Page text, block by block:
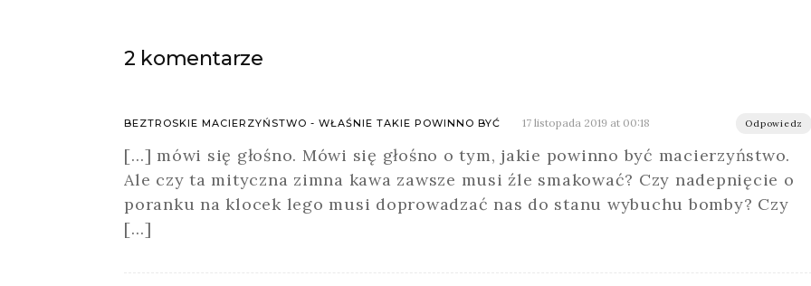
2 komentarze
BEZTROSKIE MACIERZYŃSTWO - WŁAŚNIE TAKIE POWINNO BYĆ 17 listopada 2019 at 00:18 Odpowiedz
[…] mówi się głośno. Mówi się głośno o tym, jakie powinno być macierzyństwo.
Ale czy ta mityczna zimna kawa zawsze musi źle smakować? Czy nadepnięcie o
poranku na klocek lego musi doprowadzać nas do stanu wybuchu bomby? Czy
[…]